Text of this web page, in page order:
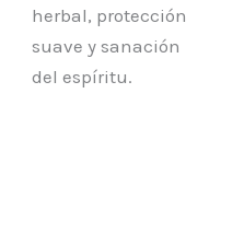
herbal, protección
suave y sanación
del espíritu.